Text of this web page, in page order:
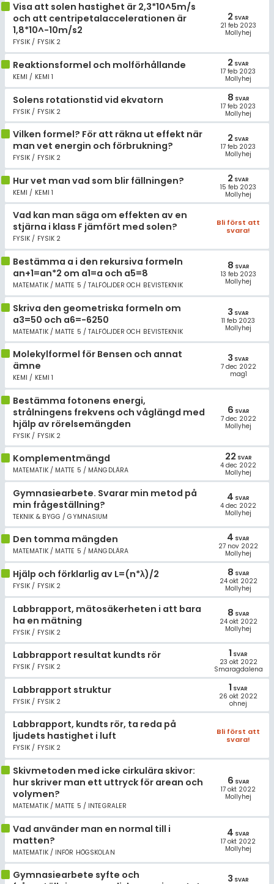
Visa att solen hastighet är 2,3*10^5m/s
och att centripetalaccelerationen är
1,8*10^-10m/s2
FYSIK / FYSIK 2
2 SVAR
21 feb 2023
Mollyhej
Reaktionsformel och molförhållande
KEMI / KEMI 1
2 SVAR
17 feb 2023
Mollyhej
Solens rotationstid vid ekvatorn
FYSIK / FYSIK 2
8 SVAR
17 feb 2023
Mollyhej
Vilken formel? För att räkna ut effekt när
man vet energin och förbrukning?
FYSIK / FYSIK 2
2 SVAR
17 feb 2023
Mollyhej
Hur vet man vad som blir fällningen?
KEMI / KEMI 1
2 SVAR
15 feb 2023
Mollyhej
Vad kan man säga om effekten av en
stjärna i klass F jämfört med solen?
FYSIK / FYSIK 2
Bli först att
svara!
Bestämma a i den rekursiva formeln
an+1=an*2 om a1=a och a5=8
MATEMATIK / MATTE 5 / TALFÖLJDER OCH BEVISTEKNIK
8 SVAR
13 feb 2023
Mollyhej
Skriva den geometriska formeln om
a3=50 och a6=-6250
MATEMATIK / MATTE 5 / TALFÖLJDER OCH BEVISTEKNIK
3 SVAR
11 feb 2023
Mollyhej
Molekylformel för Bensen och annat
ämne
KEMI / KEMI 1
3 SVAR
7 dec 2022
mag1
Bestämma fotonens energi,
strålningens frekvens och våglängd med
hjälp av rörelsemängden
FYSIK / FYSIK 2
6 SVAR
7 dec 2022
Mollyhej
Komplementmängd
MATEMATIK / MATTE 5 / MÄNGDLÄRA
22 SVAR
4 dec 2022
Mollyhej
Gymnasiearbete. Svarar min metod på
min frågeställning?
TEKNIK & BYGG / GYMNASIUM
4 SVAR
4 dec 2022
Mollyhej
Den tomma mängden
MATEMATIK / MATTE 5 / MÄNGDLÄRA
4 SVAR
27 nov 2022
Mollyhej
Hjälp och förklarlig av L=(n*λ)/2
FYSIK / FYSIK 2
8 SVAR
24 okt 2022
Mollyhej
Labbrapport, mätosäkerheten i att bara
ha en mätning
FYSIK / FYSIK 2
8 SVAR
24 okt 2022
Mollyhej
Labbrapport resultat kundts rör
FYSIK / FYSIK 2
1 SVAR
23 okt 2022
Smaragdalena
Labbrapport struktur
FYSIK / FYSIK 2
1 SVAR
26 okt 2022
ohnej
Labbrapport, kundts rör, ta reda på
ljudets hastighet i luft
FYSIK / FYSIK 2
Bli först att
svara!
Skivmetoden med icke cirkulära skivor:
hur skriver man ett uttryck för arean och
volymen?
MATEMATIK / MATTE 5 / INTEGRALER
6 SVAR
17 okt 2022
Mollyhej
Vad använder man en normal till i
matten?
MATEMATIK / INFÖR HÖGSKOLAN
4 SVAR
17 okt 2022
Mollyhej
Gymnasiearbete syfte och
3 SVAR